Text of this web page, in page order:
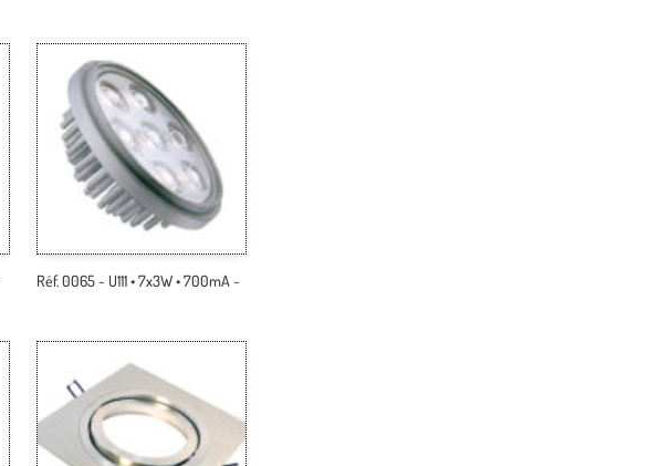
Réf. 0065 ~ U111 • 7x3W • 700mA ~